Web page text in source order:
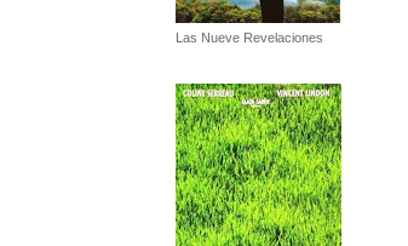
Las Nueve Revelaciones